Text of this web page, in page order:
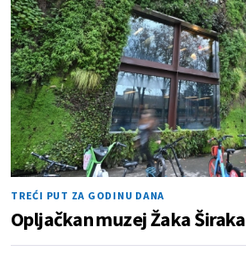
TREĆI PUT ZA GODINU DANA
Opljačkan muzej Žaka Širaka